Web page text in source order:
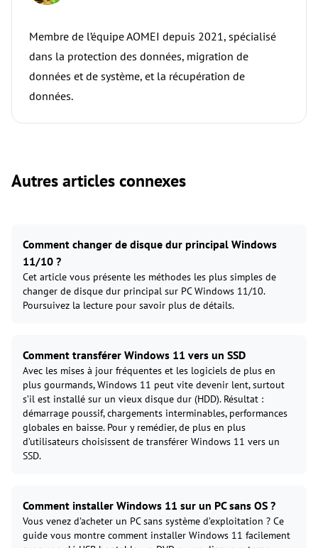
Membre de l’équipe AOMEI depuis 2021, spécialisé
dans la protection des données, migration de
données et de système, et la récupération de
données.
Autres articles connexes
Comment changer de disque dur principal Windows
11/10 ?
Cet article vous présente les méthodes les plus simples de
changer de disque dur principal sur PC Windows 11/10.
Poursuivez la lecture pour savoir plus de détails.
Comment transférer Windows 11 vers un SSD
Avec les mises à jour fréquentes et les logiciels de plus en
plus gourmands, Windows 11 peut vite devenir lent, surtout
s’il est installé sur un vieux disque dur (HDD). Résultat :
démarrage poussif, chargements interminables, performances
globales en baisse. Pour y remédier, de plus en plus
d’utilisateurs choisissent de transférer Windows 11 vers un
SSD.
Comment installer Windows 11 sur un PC sans OS ?
Vous venez d’acheter un PC sans système d’exploitation ? Ce
guide vous montre comment installer Windows 11 facilement